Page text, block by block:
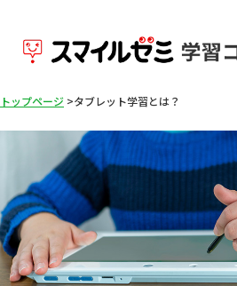
トップページ タブレット学習とは？